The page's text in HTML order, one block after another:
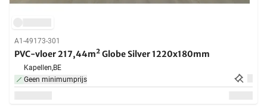
A1-49173-301
PVC-vloer 217,44m² Globe Silver 1220x180mm
Kapellen,BE
Geen minimumprijs